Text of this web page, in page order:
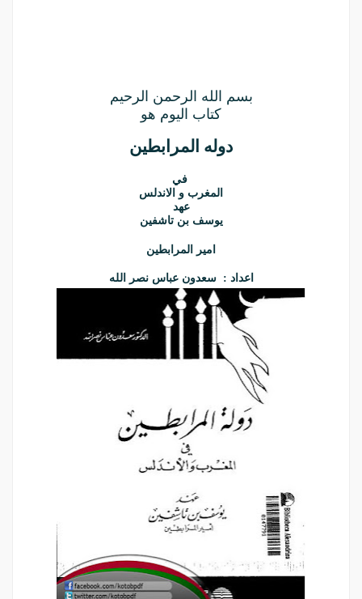
بسم الله الرحمن الرحيم
كتاب اليوم هو
دوله المرابطين
في
المغرب و الاندلس
عهد
يوسف بن تاشفين
امير المرابطين
اعداد : سعدون عباس نصر الله